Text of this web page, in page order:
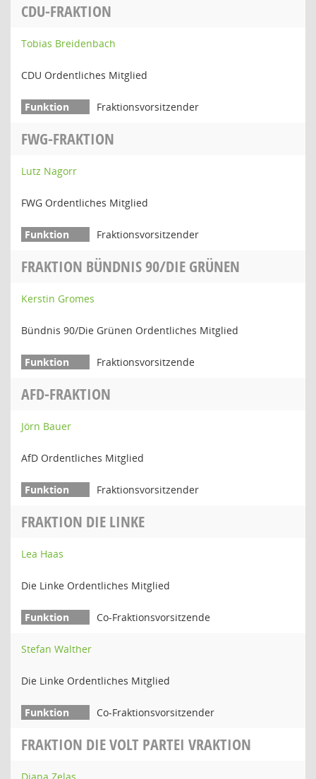
CDU-FRAKTION
Tobias Breidenbach
CDU Ordentliches Mitglied
Fraktionsvorsitzender
FWG-FRAKTION
Lutz Nagorr
FWG Ordentliches Mitglied
Fraktionsvorsitzender
FRAKTION BÜNDNIS 90/DIE GRÜNEN
Kerstin Gromes
Bündnis 90/Die Grünen Ordentliches Mitglied
Fraktionsvorsitzende
AFD-FRAKTION
Jörn Bauer
AfD Ordentliches Mitglied
Fraktionsvorsitzender
FRAKTION DIE LINKE
Lea Haas
Die Linke Ordentliches Mitglied
Co-Fraktionsvorsitzende
Stefan Walther
Die Linke Ordentliches Mitglied
Co-Fraktionsvorsitzender
FRAKTION DIE VOLT PARTEI VRAKTION